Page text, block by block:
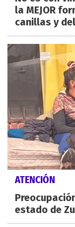
la MEJOR
canillas y
ATENCIÓN
estado de